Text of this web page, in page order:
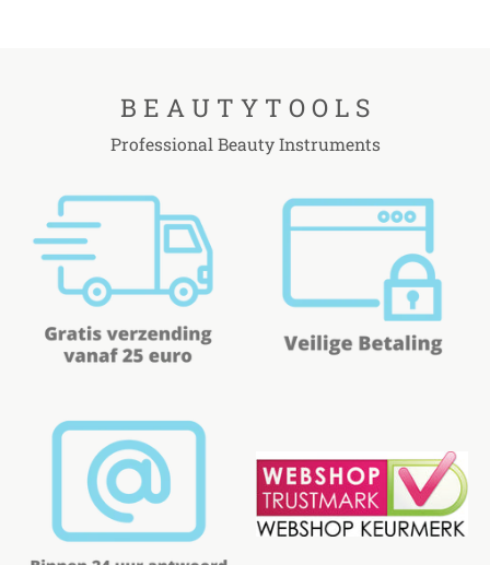
B E A U T Y T O O L S
Professional Beauty Instruments